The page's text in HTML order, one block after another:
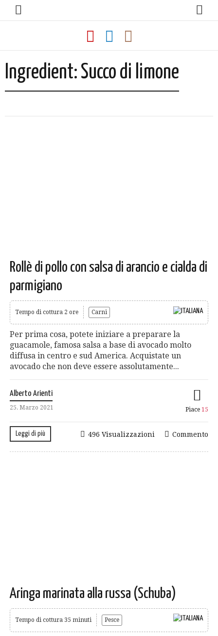
Ingredient: Succo di limone
Rollè di pollo con salsa di arancio e cialda di
parmigiano
Tempo di cottura 2 ore Carni
Per prima cosa, potete iniziare a preparare la
guacamole, famosa salsa a base di avocado molto
diffusa in centro e sud America. Acquistate un
avocado che non deve essere assolutamente...
Alberto Arienti
25. Marzo 2021 Piace 15
Leggi di più Commento
496 Visualizzazioni
Aringa marinata alla russa (Schuba)
Tempo di cottura 35 minuti Pesce